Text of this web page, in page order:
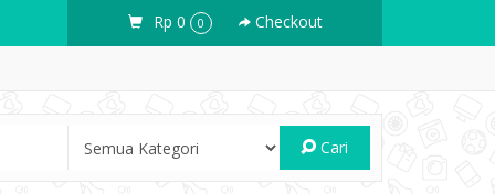
Rp 0 0 Checkout
Cari